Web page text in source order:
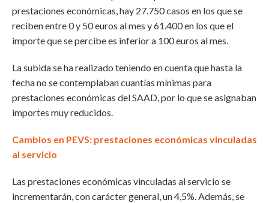
prestaciones económicas, hay 27.750 casos en los que se
reciben entre 0 y 50 euros al mes y 61.400 en los que el
importe que se percibe es inferior a 100 euros al mes.
La subida se ha realizado teniendo en cuenta que hasta la
fecha no se contemplaban cuantías mínimas para
prestaciones económicas del SAAD, por lo que se asignaban
importes muy reducidos.
Cambios en PEVS: prestaciones económicas vinculadas
al servicio
Las prestaciones económicas vinculadas al servicio se
incrementarán, con carácter general, un 4,5%. Además, se